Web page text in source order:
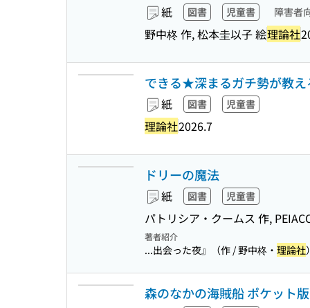
紙 図書 児童書 障害者
野中柊 作, 松本圭以子 絵理論社
できる★深まるガチ勢が教え
紙 図書 児童書
理論社2026.7
ドリーの魔法
紙 図書 児童書
パトリシア・クームス 作,
著者紹介
...出会った夜』（作 / 野中柊・ 理論社
森のなかの海賊船 ポケット